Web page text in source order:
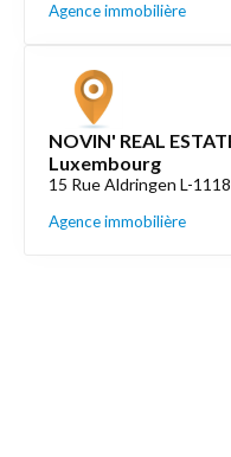
Agence immobilière
NOVIN' REAL
Luxembourg
15 Rue Aldringen L-
Agence immobilière